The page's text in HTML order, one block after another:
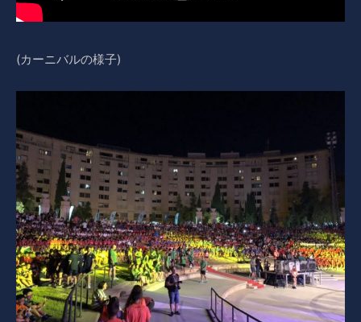
(カーニバルの様子)